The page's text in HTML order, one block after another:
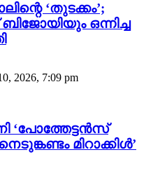
‘തുടക്കം’;
ഒന്നിച്ച
2026, 7:09 pm
‘പോത്തേട്ടൻസ്
മിറാക്കിൾ’